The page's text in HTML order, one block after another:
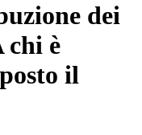
dei
chi è
il